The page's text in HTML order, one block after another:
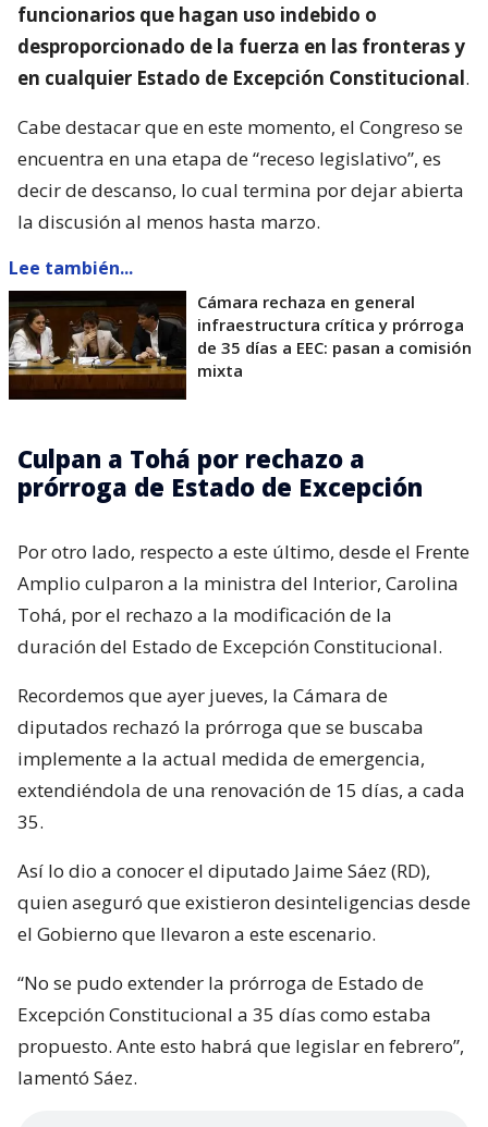
funcionarios que hagan uso indebido o
desproporcionado de la fuerza en las fronteras y
en cualquier Estado de Excepción Constitucional.
Cabe destacar que en este momento, el Congreso se
encuentra en una etapa de “receso legislativo”, es
decir de descanso, lo cual termina por dejar abierta
la discusión al menos hasta marzo.
Lee también...
Cámara rechaza en general
infraestructura crítica y prórroga
de 35 días a EEC: pasan a comisión
mixta
Culpan a Tohá por rechazo a
prórroga de Estado de Excepción
Por otro lado, respecto a este último, desde el Frente
Amplio culparon a la ministra del Interior, Carolina
Tohá, por el rechazo a la modificación de la
duración del Estado de Excepción Constitucional.
Recordemos que ayer jueves, la Cámara de
diputados rechazó la prórroga que se buscaba
implemente a la actual medida de emergencia,
extendiéndola de una renovación de 15 días, a cada
35.
Así lo dio a conocer el diputado Jaime Sáez (RD),
quien aseguró que existieron desinteligencias desde
el Gobierno que llevaron a este escenario.
“No se pudo extender la prórroga de Estado de
Excepción Constitucional a 35 días como estaba
propuesto. Ante esto habrá que legislar en febrero”,
lamentó Sáez.